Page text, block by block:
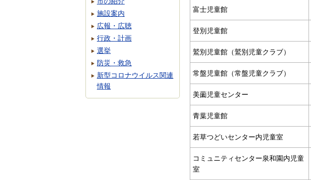
富士児童館
登別児童館
鷲別児童館（鷲別児童クラブ）
常盤児童館（常盤児童クラブ）
美薗児童センター
青葉児童館
若草つどいセンター内児童室
コミュニティセンター泉和園内児童
室
施設案内
広報・広聴
行政・計画
選挙
防災・救急
新型コロナウイルス関連
情報